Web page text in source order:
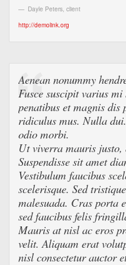
Dayle Peters, client
http://demolink.org
Aenean nonummy
Fusce suscipit varius
penatibus et magnis dis
ridiculus mus. Nulla
odio morbi.
Ut viverra mauris justo,
Suspendisse sit amet
Vestibulum faucibus
scelerisque. Sed
malesuada. Cras porta
sed faucibus felis
Mauris at nisl ac eros
velit. Aliquam erat
nisl consectetur auctor